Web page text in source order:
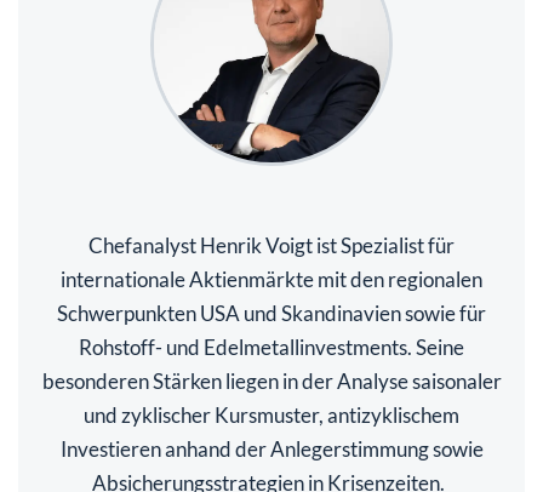
Chefanalyst Henrik Voigt ist Spezialist für
internationale Aktienmärkte mit den regionalen
Schwerpunkten USA und Skandinavien sowie für
Rohstoff- und Edelmetallinvestments. Seine
besonderen Stärken liegen in der Analyse saisonaler
und zyklischer Kursmuster, antizyklischem
Investieren anhand der Anlegerstimmung sowie
Absicherungsstrategien in Krisenzeiten.